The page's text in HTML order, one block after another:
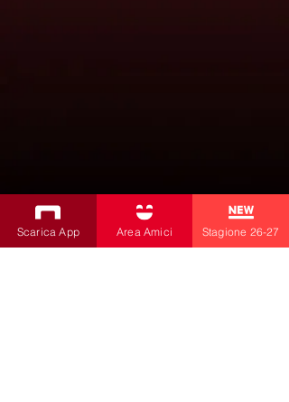
Scarica App Area Amici Stagione 26-27